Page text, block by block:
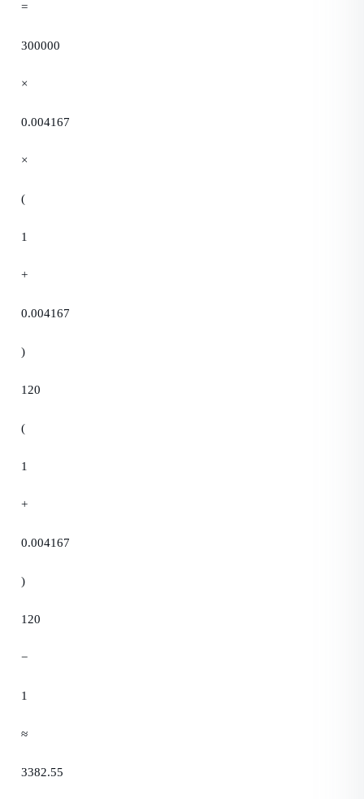
=
300000
×
0.004167
×
(
1
+
0.004167
)
120
(
1
+
0.004167
)
120
−
1
≈
3382.55